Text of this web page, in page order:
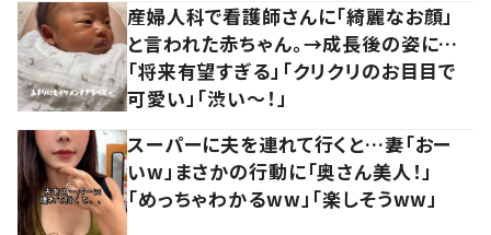
産婦人科で看護師さんに「綺麗なお顔」
と言われた赤ちゃん。→成長後の姿に…
「将来有望すぎる」「クリクリのお目目で
可愛い」「渋い～！」
スーパーに夫を連れて行くと…妻「おー
いw」まさかの行動に「奥さん美人！」
「めっちゃわかるww」「楽しそうww」